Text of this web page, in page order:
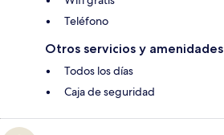
Teléfono
Otros servicios y amenidades
Todos los días
Caja de seguridad